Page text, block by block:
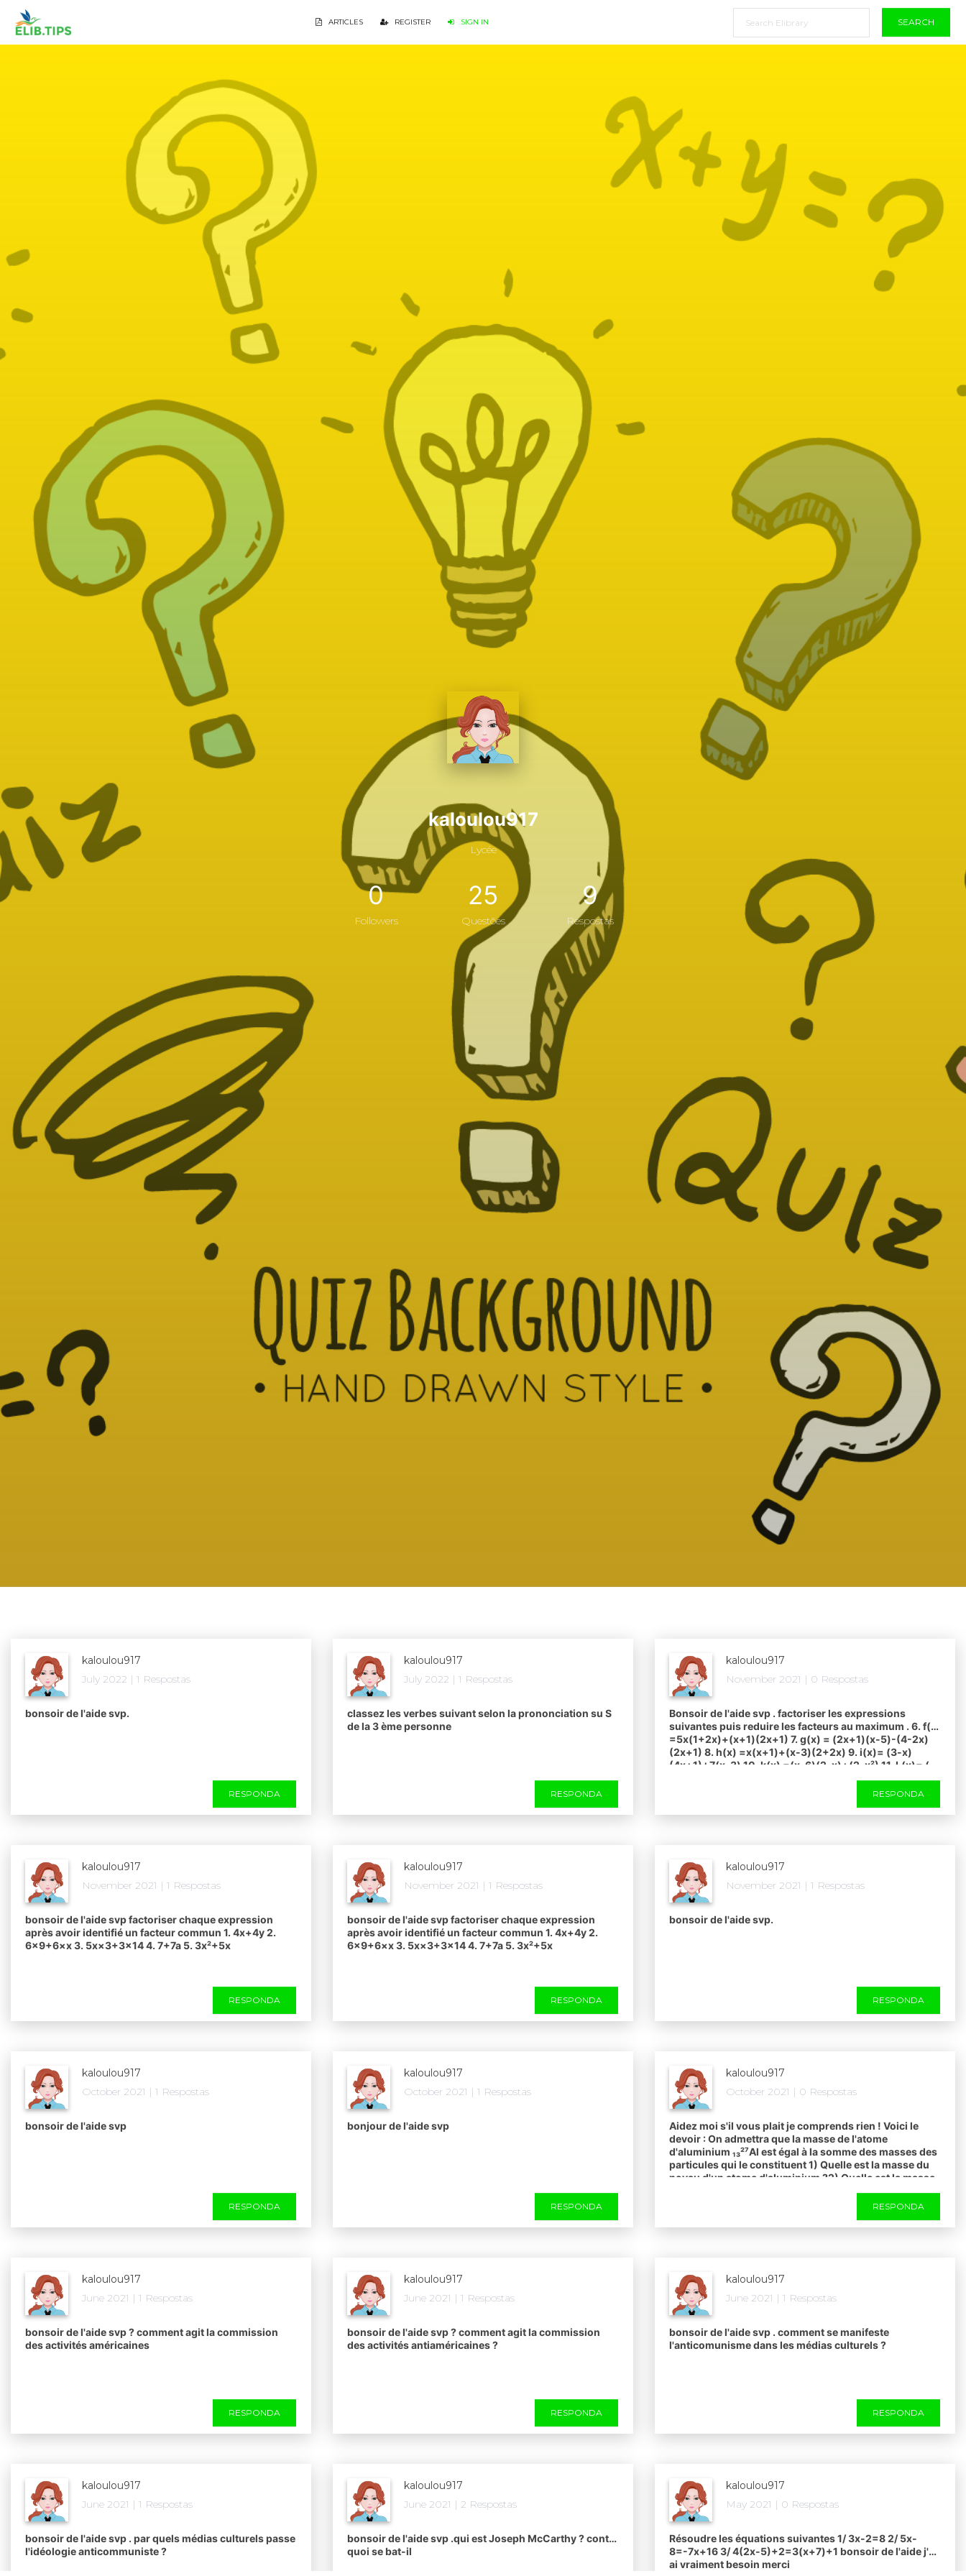
ARTICLES REGISTER SIGN IN SEARCH
kaloulou917
Lycée
0
Followers
25
Questões
9
Respostas
kaloulou917
July 2022 | 1 Respostas
bonsoir de l'aide svp.​
RESPONDA
kaloulou917
July 2022 | 1 Respostas
classez les verbes suivant selon la prononciation su S
de la 3 ème personne​
RESPONDA
kaloulou917
November 2021 | 0 Respostas
Bonsoir de l'aide svp . factoriser les expressions
suivantes puis reduire les facteurs au maximum . 6. f(x)
=5x(1+2x)+(x+1)(2x+1) 7. g(x) = (2x+1)(x-5)-(4-2x)
(2x+1) 8. h(x) =x(x+1)+(x-3)(2+2x) 9. i(x)= (3-x)
(4x+1)+7(x-3) 10. k(x) =(x-6)(2-x)+(2-x²) 11. L(x)= (5-
RESPONDA
kaloulou917
November 2021 | 1 Respostas
bonsoir de l'aide svp factoriser chaque expression
après avoir identifié un facteur commun 1. 4x+4y 2.
6×9+6×x 3. 5x×3+3×14 4. 7+7a 5. 3x²+5x​
RESPONDA
kaloulou917
November 2021 | 1 Respostas
bonsoir de l'aide svp factoriser chaque expression
après avoir identifié un facteur commun 1. 4x+4y 2.
6×9+6×x 3. 5x×3+3×14 4. 7+7a 5. 3x²+5x​
RESPONDA
kaloulou917
November 2021 | 1 Respostas
bonsoir de l'aide svp. ​
RESPONDA
kaloulou917
October 2021 | 1 Respostas
bonsoir de l'aide svp ​
RESPONDA
kaloulou917
October 2021 | 1 Respostas
bonjour de l'aide svp ​
RESPONDA
kaloulou917
October 2021 | 0 Respostas
Aidez moi s'il vous plait je comprends rien ! Voici le
devoir : On admettra que la masse de l'atome
d'aluminium ₁₃²⁷Al est égal à la somme des masses des
particules qui le constituent 1) Quelle est la masse du
noyau d'un atome d'aluminium ?2) Quelle est la masse
du cortège électronique d'un atome d'aluminium ? 3)
Quelle est la masse d'un atome d'aluminium ?4) Quel
Données :masse du proton : mp = 1,675.10⁻²⁷kg.masse
RESPONDA
kaloulou917
June 2021 | 1 Respostas
bonsoir de l'aide svp ? comment agit la commission
des activités américaines ​
RESPONDA
kaloulou917
June 2021 | 1 Respostas
bonsoir de l'aide svp ? comment agit la commission
des activités antiaméricaines ?​
RESPONDA
kaloulou917
June 2021 | 1 Respostas
bonsoir de l'aide svp . comment se manifeste
l'anticomunisme dans les médias culturels ?​
RESPONDA
kaloulou917
June 2021 | 1 Respostas
bonsoir de l'aide svp . par quels médias culturels passe
l'idéologie anticommuniste ?​
kaloulou917
June 2021 | 2 Respostas
bonsoir de l'aide svp .qui est Joseph McCarthy ? contre
quoi se bat-il​
kaloulou917
May 2021 | 0 Respostas
Résoudre les équations suivantes 1/ 3x-2=8 2/ 5x-
8=-7x+16 3/ 4(2x-5)+2=3(x+7)+1 bonsoir de l'aide j'en
ai vraiment besoin merci ​